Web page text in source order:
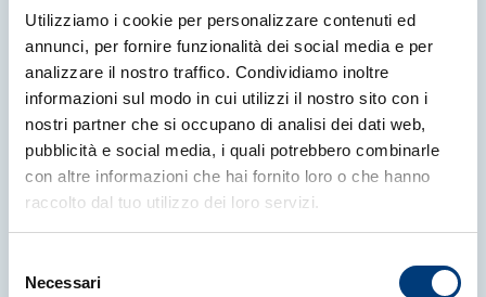
Utilizziamo i cookie per personalizzare contenuti ed
annunci, per fornire funzionalità dei social media e per
analizzare il nostro traffico. Condividiamo inoltre
informazioni sul modo in cui utilizzi il nostro sito con i
nostri partner che si occupano di analisi dei dati web,
pubblicità e social media, i quali potrebbero combinarle
con altre informazioni che hai fornito loro o che hanno
raccolto dal tuo utilizzo dei loro servizi.
delNecessari
Altre News